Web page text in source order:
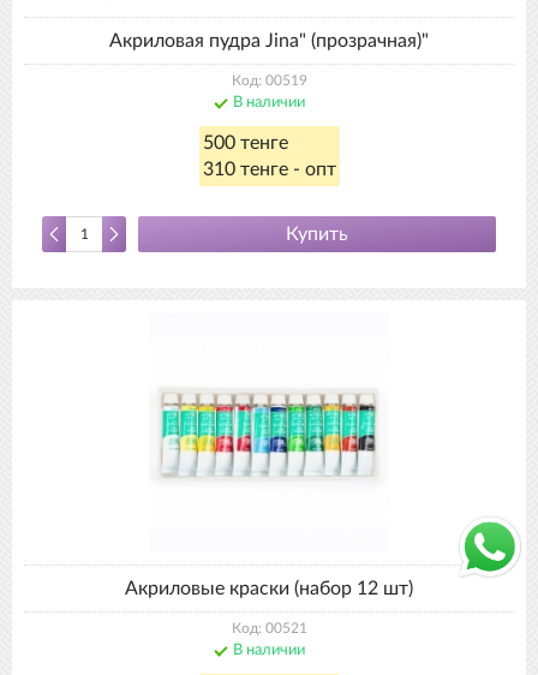
Акриловая пудра Jina" (прозрачная)"
Код: 00519
В наличии
500 тенге
310 тенге - опт
Купить
Акриловые краски (набор 12 шт)
Код: 00521
В наличии